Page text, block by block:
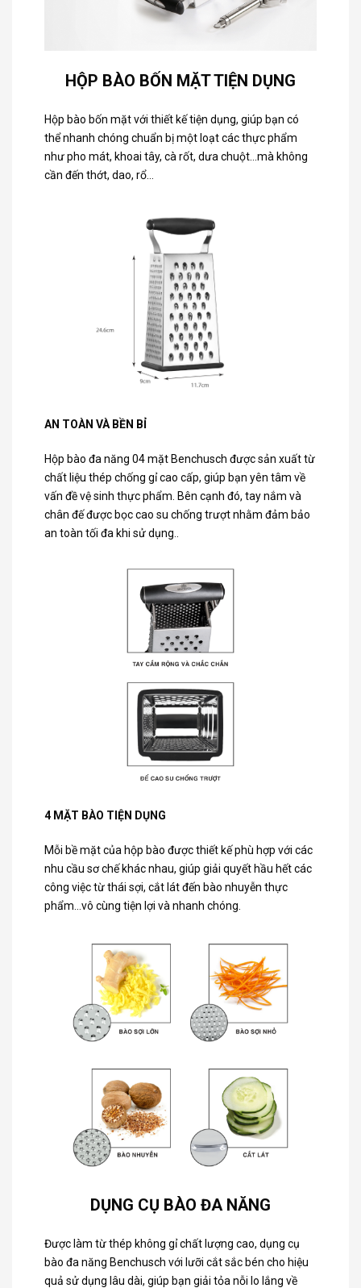
HỘP BÀO BỐN MẶT TIỆN DỤNG
Hộp bào bốn mặt với thiết kế tiện dụng, giúp bạn có
thể nhanh chóng chuẩn bị một loạt các thực phẩm
như pho mát, khoai tây, cà rốt, dưa chuột…mà không
cần đến thớt, dao, rổ…
AN TOÀN VÀ BỀN BỈ
Hộp bào đa năng 04 mặt Benchusch được sản xuất từ
chất liệu thép chống gỉ cao cấp, giúp bạn yên tâm về
vấn đề vệ sinh thực phẩm. Bên cạnh đó, tay nắm và
chân đế được bọc cao su chống trượt nhằm đảm bảo
an toàn tối đa khi sử dụng..
4 MẶT BÀO TIỆN DỤNG
Mỗi bề mặt của hộp bào được thiết kế phù hợp với các
nhu cầu sơ chế khác nhau, giúp giải quyết hầu hết các
công việc từ thái sợi, cắt lát đến bào nhuyễn thực
phẩm…vô cùng tiện lợi và nhanh chóng.
DỤNG CỤ BÀO ĐA NĂNG
Được làm từ thép không gỉ chất lượng cao, dụng cụ
bào đa năng Benchusch với lưỡi cắt sắc bén cho hiệu
quả sử dụng lâu dài, giúp bạn giải tỏa nỗi lo lắng về